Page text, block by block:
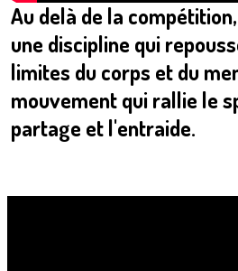
Au delà de la
une discipline qui
limites du corps etdu
mouvement quirallie le
partage et l'entraide.